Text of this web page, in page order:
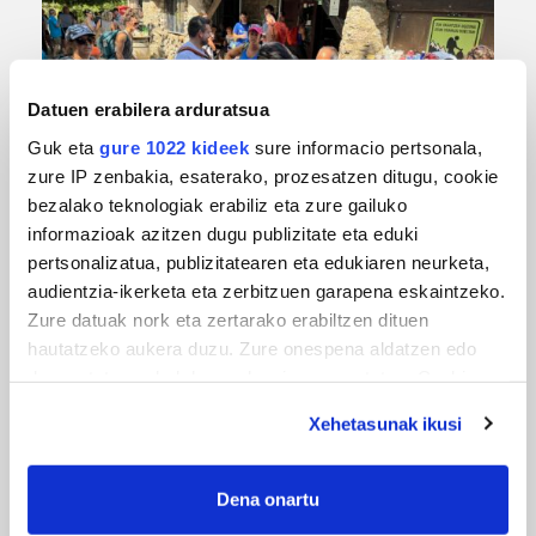
Datuen erabilera arduratsua
Guk eta gure 1022 kideek sure informacio pertsonala,
zure IP zenbakia, esaterako, prozesatzen ditugu, cookie
bezalako teknologiak erabiliz eta zure gailuko
informazioak azitzen dugu publizitate eta eduki
pertsonalizatua, publizitatearen eta edukiaren neurketa,
audientzia-ikerketa eta zerbitzuen garapena eskaintzeko.
Zure datuak nork eta zertarako erabiltzen dituen
hautatzeko aukera duzu. Zure onespena aldatzen edo
If you allow, we would also like to:
Collect information about your geographical
Xehetasunak ikusi
Dena onartu
URBIAKO FESTA
Urbiako zelaiak erromeria leku